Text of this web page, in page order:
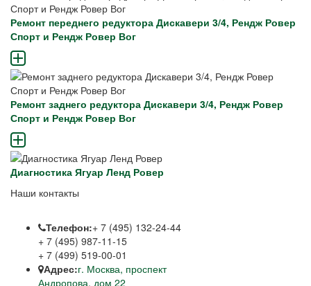
Ремонт переднего редуктора Дискавери 3/4, Рендж Ровер
Спорт и Рендж Ровер Вог
Ремонт заднего редуктора Дискавери 3/4, Рендж Ровер
Спорт и Рендж Ровер Вог
Диагностика Ягуар Ленд Ровер
Наши контакты
Телефон:+ 7 (495) 132-24-44
+ 7 (495) 987-11-15
+ 7 (499) 519-00-01
Адрес:г. Москва, проспект
Андропова, дом 22